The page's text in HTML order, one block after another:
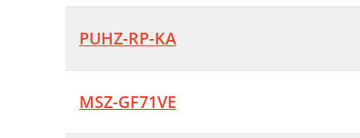
PUHZ-RP-KA
MSZ-GF71VE